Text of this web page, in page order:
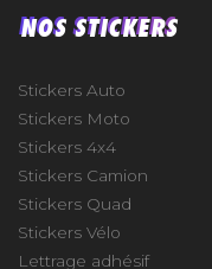
NOS STICKERS
Stickers Auto
Stickers Moto
Stickers 4x4
Stickers Camion
Stickers Quad
Stickers Vélo
Lettrage adhésif